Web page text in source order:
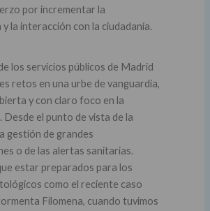
por incrementar la
la interacción con la ciudadanía.
los servicios públicos de Madrid
retos en una urbe de vanguardia,
y con claro foco en la
Desde el punto de vista de la
gestión de grandes
o de las alertas sanitarias.
estar preparados para los
como el reciente caso
Filomena, cuando tuvimos